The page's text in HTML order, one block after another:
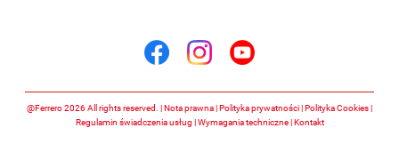
@Ferrero 2026 All rights reserved. Nota prawna Polityka prywatności Polityka Cookies
Regulamin świadczenia usług
Wymagania techniczne Kontakt